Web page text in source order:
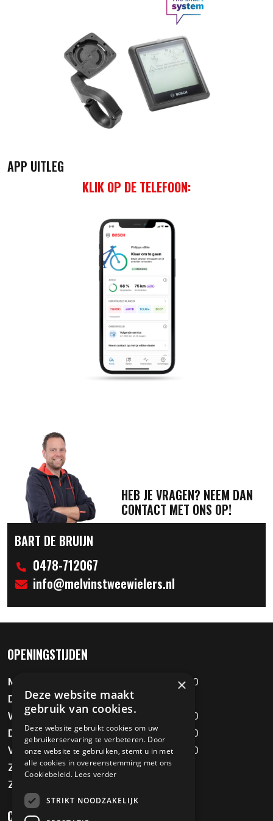
APP UITLEG
KLIK OP DE TELEFOON:
HEB JE VRAGEN? NEEM DAN
CONTACT MET ONS OP!
BART DE BRUIJN
0478-712067
info@melvinstweewielers.nl
OPENINGSTIJDEN
Maandag
09:00 - 12:00 / 13:00 - 18:00
Dinsdag
Gesloten
Woensdag
09:00 - 12:00 / 13:00 - 18:00
Donderdag
09:00 - 12:00 / 13:00 - 18:00
Vrijdag
09:00 - 12:00 / 13:00 - 18:00
Zaterdag
09:00 - 16:00
Zondag
CONTACT
×
Deze website maakt
gebruik van cookies.
Deze website gebruikt cookies om uw
gebruikerservaring te verbeteren. Door
onze website te gebruiken, stemt u in met
alle cookies in overeenstemming met ons
Cookiebeleid. Lees verder
STRIKT NOODZAKELIJK